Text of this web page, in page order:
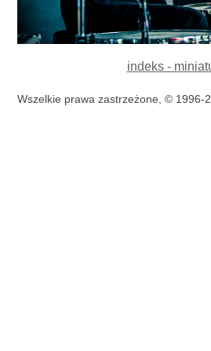
indeks -
Wszelkie prawa zastrzeżone, © 1996-